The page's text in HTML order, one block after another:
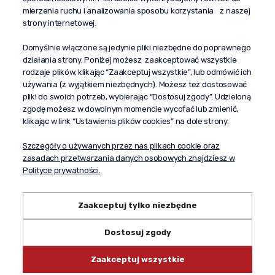
“Propaganda"
al. Komisji Edukacji Narodowej 51/U5
02-797 Warszawa
Pomoc
Dostawa
Moje konto
O firmie
mierzenia ruchu i analizowania sposobu korzystania z naszej
strony internetowej.
Domyślnie włączone są jedynie pliki niezbędne do poprawnego
działania strony. Poniżej możesz zaakceptować wszystkie
rodzaje plików, klikając “Zaakceptuj wszystkie”, lub odmówić ich
używania (z wyjątkiem niezbędnych). Możesz też dostosować
pliki do swoich potrzeb, wybierając “Dostosuj zgody”. Udzieloną
zgodę możesz w dowolnym momencie wycofać lub zmienić,
klikając w link “Ustawienia plików cookies” na dole strony.
Szczegóły o używanych przez nas plikach cookie oraz
zasadach przetwarzania danych osobowych znajdziesz w
Polityce prywatności.
Zaakceptuj tylko niezbędne
Dostosuj zgody
Zaakceptuj wszystkie